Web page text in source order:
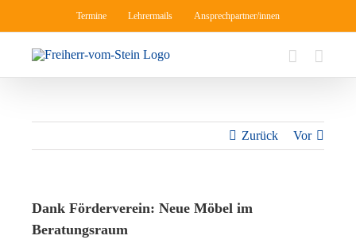
springen
Termine Lehrermails Ansprechpartner/innen
Zurück Vor
Dank Förderverein: Neue Möbel im
Beratungsraum